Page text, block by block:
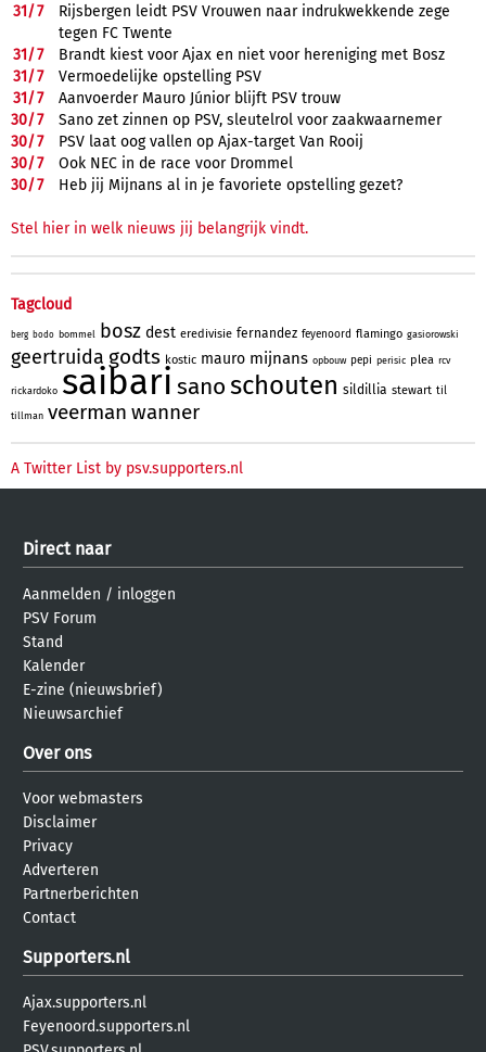
31/7
Rijsbergen leidt PSV Vrouwen naar indrukwekkende zege
tegen FC Twente
31/7
Brandt kiest voor Ajax en niet voor hereniging met Bosz
31/7
Vermoedelijke opstelling PSV
31/7
Aanvoerder Mauro Júnior blijft PSV trouw
30/7
Sano zet zinnen op PSV, sleutelrol voor zaakwaarnemer
30/7
PSV laat oog vallen op Ajax-target Van Rooij
30/7
Ook NEC in de race voor Drommel
30/7 Heb jij Mijnans al in je favoriete opstelling gezet?
Stel hier in welk nieuws jij belangrijk vindt.
Tagcloud
berg bodo bommel bosz dest eredivisie fernandez feyenoord flamingo gasiorowski
geertruida godts kostic mauro mijnans opbouw pepi perisic plea rcv
rickardoko saibari sanoschouten sildillia stewart til
tillman veerman wanner
A Twitter List by psv.supporters.nl
Direct naar
Aanmelden / inloggen
PSV Forum
Stand
Kalender
E-zine (nieuwsbrief)
Nieuwsarchief
Over ons
Voor webmasters
Disclaimer
Privacy
Adverteren
Partnerberichten
Contact
Supporters.nl
Ajax.supporters.nl
Feyenoord.supporters.nl